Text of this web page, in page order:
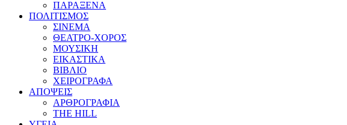
ΠΑΡΑΞΕΝΑ
ΠΟΛΙΤΙΣΜΟΣ
ΣΙΝΕΜΑ
ΘΕΑΤΡΟ-ΧΟΡΟΣ
ΜΟΥΣΙΚΗ
ΕΙΚΑΣΤΙΚΑ
ΒΙΒΛΙΟ
ΧΕΙΡΟΓΡΑΦΑ
ΑΠΟΨΕΙΣ
ΑΡΘΡΟΓΡΑΦΙΑ
THE HILL